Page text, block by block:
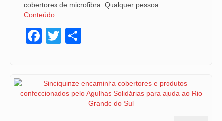
RIBEIRÃO PRETO
SÃO JOSÉ DOS CAMPOS
NOTÍCIAS
cobertores de microfibra. Qualquer pessoa …
Conteúdo
Facebook
Twitter